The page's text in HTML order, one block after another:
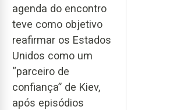
agenda do encontro
teve como objetivo
reafirmar os Estados
Unidos como um
“parceiro de
confiança” de Kiev,
após episódios